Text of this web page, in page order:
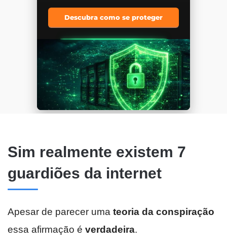
Descubra como se proteger
Sim realmente existem 7
guardiões da internet
Apesar de parecer uma teoria da conspiração
essa afirmação é verdadeira.